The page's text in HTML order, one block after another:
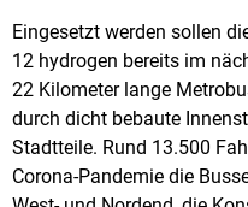
Eingesetzt werden sollen
12 hydrogen bereits im
22 Kilometer lange
durch dicht bebaute
Stadtteile. Rund 13.500
Corona-Pandemie die